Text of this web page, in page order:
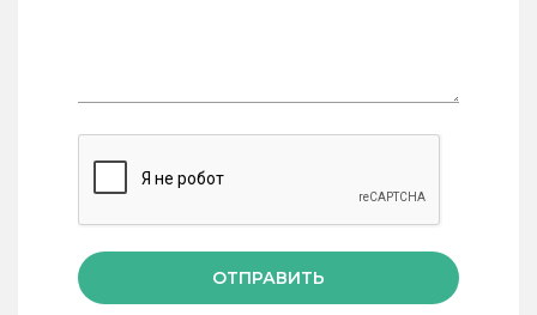
ОТПРАВИТЬ